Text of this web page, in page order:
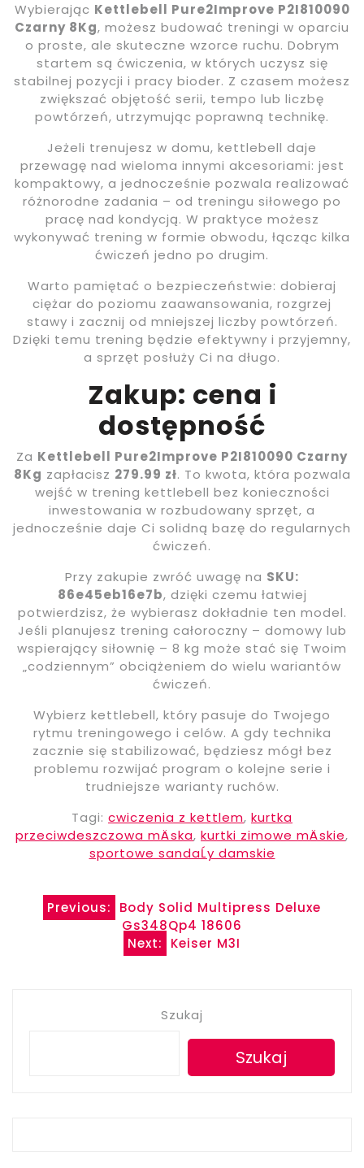
Wybierając Kettlebell Pure2Improve P2I810090
Czarny 8Kg, możesz budować treningi w oparciu
o proste, ale skuteczne wzorce ruchu. Dobrym
startem są ćwiczenia, w których uczysz się
stabilnej pozycji i pracy bioder. Z czasem możesz
zwiększać objętość serii, tempo lub liczbę
powtórzeń, utrzymując poprawną technikę.
Jeżeli trenujesz w domu, kettlebell daje
przewagę nad wieloma innymi akcesoriami: jest
kompaktowy, a jednocześnie pozwala realizować
różnorodne zadania – od treningu siłowego po
pracę nad kondycją. W praktyce możesz
wykonywać trening w formie obwodu, łącząc kilka
ćwiczeń jedno po drugim.
Warto pamiętać o bezpieczeństwie: dobieraj
ciężar do poziomu zaawansowania, rozgrzej
stawy i zacznij od mniejszej liczby powtórzeń.
Dzięki temu trening będzie efektywny i przyjemny,
a sprzęt posłuży Ci na długo.
Zakup: cena i
dostępność
Za Kettlebell Pure2Improve P2I810090 Czarny
8Kg zapłacisz 279.99 zł. To kwota, która pozwala
wejść w trening kettlebell bez konieczności
inwestowania w rozbudowany sprzęt, a
jednocześnie daje Ci solidną bazę do regularnych
ćwiczeń.
Przy zakupie zwróć uwagę na SKU:
86e45eb16e7b, dzięki czemu łatwiej
potwierdzisz, że wybierasz dokładnie ten model.
Jeśli planujesz trening całoroczny – domowy lub
wspierający siłownię – 8 kg może stać się Twoim
„codziennym” obciążeniem do wielu wariantów
ćwiczeń.
Wybierz kettlebell, który pasuje do Twojego
rytmu treningowego i celów. A gdy technika
zacznie się stabilizować, będziesz mógł bez
problemu rozwijać program o kolejne serie i
trudniejsze warianty ruchów.
Tagi: cwiczenia z kettlem, kurtka
przeciwdeszczowa mÄska, kurtki zimowe mÄskie,
sportowe sandaĹy damskie
Nawigacja
Previous:
Body Solid Multipress Deluxe
Gs348Qp4 18606
Next:
Keiser M3I
Szukaj
Szukaj